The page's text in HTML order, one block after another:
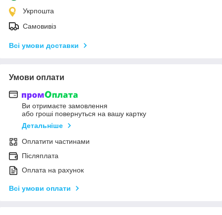
Укрпошта
Самовивіз
Всі умови доставки
Умови оплати
Ви отримаєте замовлення
або гроші повернуться на вашу картку
Детальніше
Оплатити частинами
Післяплата
Оплата на рахунок
Всі умови оплати